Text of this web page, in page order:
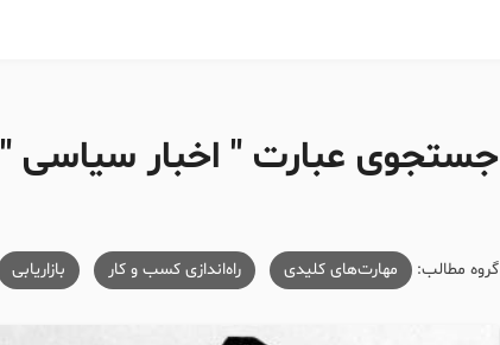
جستجوی عبارت " اخبار سیاسی "
گروه مطالب: مهارت‌های کلیدی راه‌اندازی کسب و کار بازاریابی